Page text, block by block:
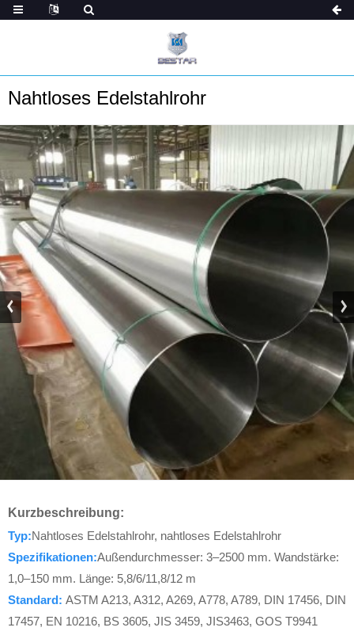
Nahtloses Edelstahlrohr
Kurzbeschreibung:
Typ:Nahtloses Edelstahlrohr, nahtloses Edelstahlrohr
Spezifikationen:Außendurchmesser: 3–2500 mm. Wandstärke:
1,0–150 mm. Länge: 5,8/6/11,8/12 m
Standard: ASTM A213, A312, A269, A778, A789, DIN 17456, DIN
17457, EN 10216, BS 3605, JIS 3459, JIS3463, GOS T9941